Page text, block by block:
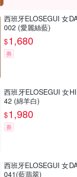
西班牙ELOSEGUI 女
002 (愛麗絲藍)
$1,680
券
西班牙ELOSEGUI 女
42 (綿羊白)
$1,980
券
西班牙ELOSEGUI 女
041(藍翡翠)